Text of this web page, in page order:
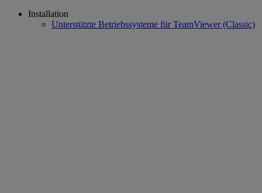
Installation
Unterstützte Betriebssysteme für TeamViewer (Classic)